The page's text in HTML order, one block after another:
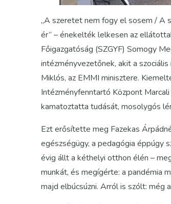
„A szeretet nem fogy el sosem / A
ér” – énekelték lelkesen az
Főigazgatóság (SZGYF) Somogy
intézményvezetőnek, akit a
Miklós, az EMMI minisztere.
Intézményfenntartó Központ
kamatoztatta tudását, mosolygós
Ezt erősítette meg Fazekas
egészségügy, a pedagógia éppúgy
évig állt a kéthelyi otthon élén –
munkát, és megígérte: a pandémia
majd elbúcsúzni. Arról is szólt: még